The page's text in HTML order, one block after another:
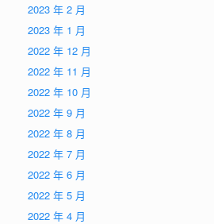
2023 年 2 月
2023 年 1 月
2022 年 12 月
2022 年 11 月
2022 年 10 月
2022 年 9 月
2022 年 8 月
2022 年 7 月
2022 年 6 月
2022 年 5 月
2022 年 4 月